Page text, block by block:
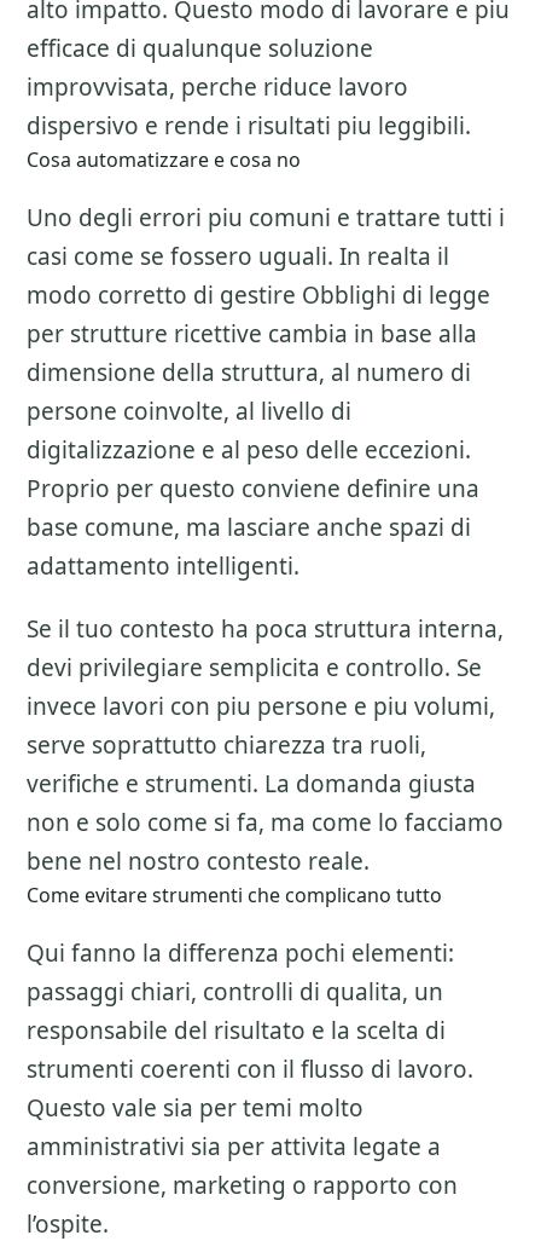
alto impatto. Questo modo di lavorare e piu
efficace di qualunque soluzione
improvvisata, perche riduce lavoro
dispersivo e rende i risultati piu leggibili.
Cosa automatizzare e cosa no
Uno degli errori piu comuni e trattare tutti i
casi come se fossero uguali. In realta il
modo corretto di gestire Obblighi di legge
per strutture ricettive cambia in base alla
dimensione della struttura, al numero di
persone coinvolte, al livello di
digitalizzazione e al peso delle eccezioni.
Proprio per questo conviene definire una
base comune, ma lasciare anche spazi di
adattamento intelligenti.
Se il tuo contesto ha poca struttura interna,
devi privilegiare semplicita e controllo. Se
invece lavori con piu persone e piu volumi,
serve soprattutto chiarezza tra ruoli,
verifiche e strumenti. La domanda giusta
non e solo come si fa, ma come lo facciamo
bene nel nostro contesto reale.
Come evitare strumenti che complicano tutto
Qui fanno la differenza pochi elementi:
passaggi chiari, controlli di qualita, un
responsabile del risultato e la scelta di
strumenti coerenti con il flusso di lavoro.
Questo vale sia per temi molto
amministrativi sia per attivita legate a
conversione, marketing o rapporto con
l’ospite.